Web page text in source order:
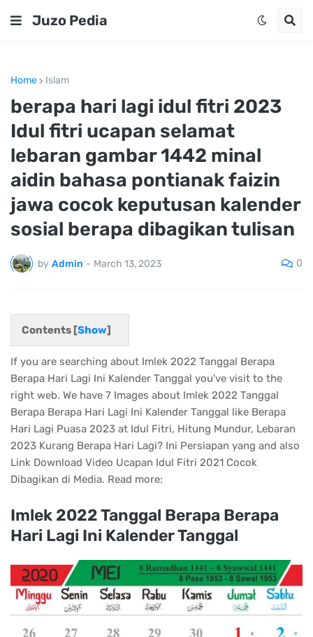
Juzo Pedia
Home Islam
berapa hari lagi idul fitri 2023
Idul fitri ucapan selamat
lebaran gambar 1442 minal
aidin bahasa pontianak faizin
jawa cocok keputusan kalender
sosial berapa dibagikan tulisan
by Admin - March 13, 2023 0
Contents [Show]
If you are searching about Imlek 2022 Tanggal Berapa
Berapa Hari Lagi Ini Kalender Tanggal you've visit to the
right web. We have 7 Images about Imlek 2022 Tanggal
Berapa Berapa Hari Lagi Ini Kalender Tanggal like Berapa
Hari Lagi Puasa 2023 at Idul Fitri, Hitung Mundur, Lebaran
2023 Kurang Berapa Hari Lagi? Ini Persiapan yang and also
Link Download Video Ucapan Idul Fitri 2021 Cocok
Dibagikan di Media. Read more:
Imlek 2022 Tanggal Berapa Berapa
Hari Lagi Ini Kalender Tanggal